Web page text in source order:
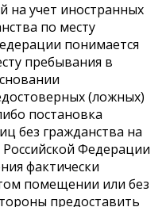
на учет иностранных
по месту
понимается
пребывания в
(ложных)
постановка
без гражданства на
Федерации
фактически
помещении или без
предоставить